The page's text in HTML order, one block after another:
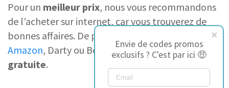
Pour un meilleur prix, nous vous recommandons
de l’acheter sur internet, car vous trouverez de
bonnes affaires. De plus, les revendeurs comme
Amazon, Darty ou Boulanger offrent lalivraison
gratuite.
Envie de codes promos
exclusifs ? C'est par ici 🤑